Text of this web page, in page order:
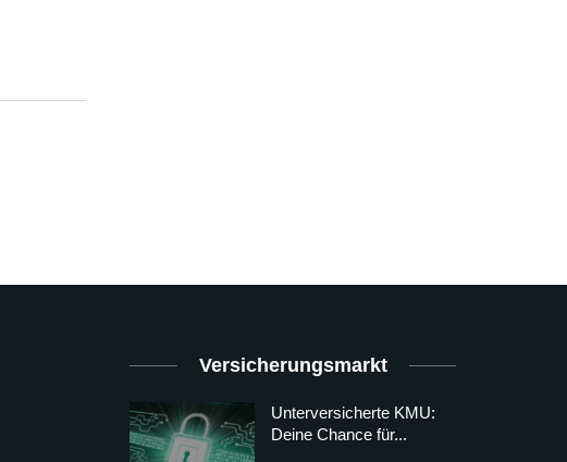
Versicherungsmarkt
Unterversicherte KMU:
Deine Chance für...